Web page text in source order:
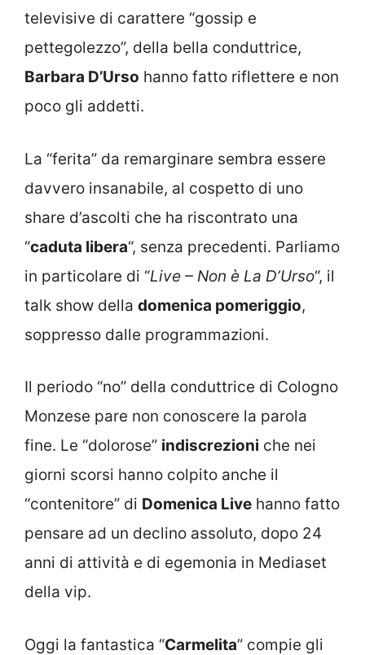
televisive di carattere “gossip e
pettegolezzo”, della bella conduttrice,
Barbara D’Urso hanno fatto riflettere e non
poco gli addetti.
La “ferita” da remarginare sembra essere
davvero insanabile, al cospetto di uno
share d’ascolti che ha riscontrato una
“caduta libera“, senza precedenti. Parliamo
in particolare di “Live – Non è La D’Urso“, il
talk show della domenica pomeriggio,
soppresso dalle programmazioni.
Il periodo “no” della conduttrice di Cologno
Monzese pare non conoscere la parola
fine. Le “dolorose” indiscrezioni che nei
giorni scorsi hanno colpito anche il
“contenitore” di Domenica Live hanno fatto
pensare ad un declino assoluto, dopo 24
anni di attività e di egemonia in Mediaset
della vip.
Oggi la fantastica “Carmelita” compie gli